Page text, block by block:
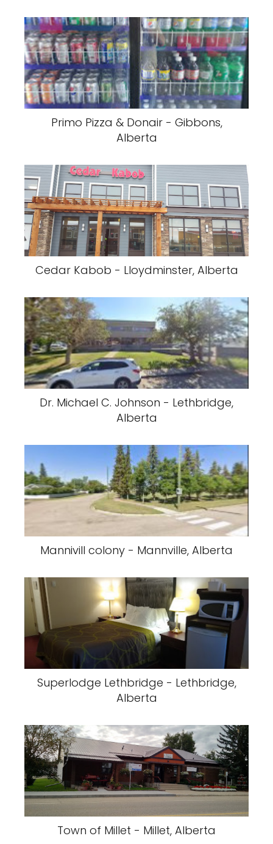
Primo Pizza & Donair - Gibbons,
Alberta
Cedar Kabob - Lloydminster, Alberta
Dr. Michael C. Johnson - Lethbridge,
Alberta
Mannivill colony - Mannville, Alberta
Superlodge Lethbridge - Lethbridge,
Alberta
Town of Millet - Millet, Alberta